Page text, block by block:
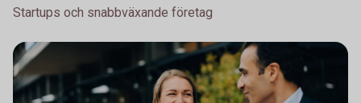
Startups och snabbväxande företag